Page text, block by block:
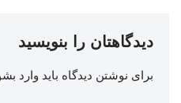
دیدگاهتان را بنویسید
برای نوشتن دیدگاه باید وارد